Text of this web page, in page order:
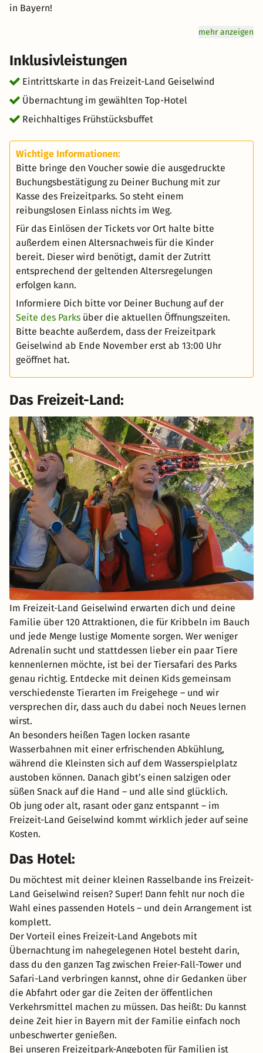
in Bayern!
mehr anzeigen
Inklusivleistungen
Eintrittskarte in das Freizeit-Land Geiselwind
Übernachtung im gewählten Top-Hotel
Reichhaltiges Frühstücksbuffet
Wichtige Informationen:
Bitte bringe den Voucher sowie die ausgedruckte
Buchungsbestätigung zu Deiner Buchung mit zur
Kasse des Freizeitparks. So steht einem
reibungslosen Einlass nichts im Weg.
Für das Einlösen der Tickets vor Ort halte bitte
außerdem einen Altersnachweis für die Kinder
bereit. Dieser wird benötigt, damit der Zutritt
entsprechend der geltenden Altersregelungen
erfolgen kann.
Informiere Dich bitte vor Deiner Buchung auf der
Seite des Parks über die aktuellen Öffnungszeiten.
Bitte beachte außerdem, dass der Freizeitpark
Geiselwind ab Ende November erst ab 13:00 Uhr
geöffnet hat.
Das Freizeit-Land:
Im Freizeit-Land Geiselwind erwarten dich und deine
Familie über 120 Attraktionen, die für Kribbeln im Bauch
und jede Menge lustige Momente sorgen. Wer weniger
Adrenalin sucht und stattdessen lieber ein paar Tiere
kennenlernen möchte, ist bei der Tiersafari des Parks
genau richtig. Entdecke mit deinen Kids gemeinsam
verschiedenste Tierarten im Freigehege – und wir
versprechen dir, dass auch du dabei noch Neues lernen
wirst.
An besonders heißen Tagen locken rasante
Wasserbahnen mit einer erfrischenden Abkühlung,
während die Kleinsten sich auf dem Wasserspielplatz
austoben können. Danach gibt’s einen salzigen oder
süßen Snack auf die Hand – und alle sind glücklich.
Ob jung oder alt, rasant oder ganz entspannt – im
Freizeit-Land Geiselwind kommt wirklich jeder auf seine
Kosten.
Das Hotel:
Du möchtest mit deiner kleinen Rasselbande ins Freizeit-
Land Geiselwind reisen? Super! Dann fehlt nur noch die
Wahl eines passenden Hotels – und dein Arrangement ist
komplett.
Der Vorteil eines Freizeit-Land Angebots mit
Übernachtung im nahegelegenen Hotel besteht darin,
dass du den ganzen Tag zwischen Freier-Fall-Tower und
Safari-Land verbringen kannst, ohne dir Gedanken über
die Abfahrt oder gar die Zeiten der öffentlichen
Verkehrsmittel machen zu müssen. Das heißt: Du kannst
deine Zeit hier in Bayern mit der Familie einfach noch
unbeschwerter genießen.
Bei unseren Freizeitpark-Angeboten für Familien ist